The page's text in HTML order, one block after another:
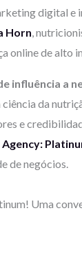
digital e
Horn,
online de alto
influência a
da
e
Agency:
de negócios.
Uma